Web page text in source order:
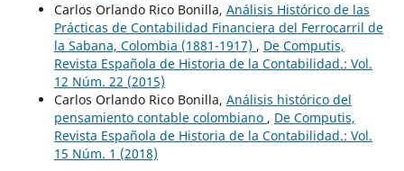
Carlos Orlando Rico Bonilla, Análisis Histórico de las
Prácticas de Contabilidad Financiera del Ferrocarril de
la Sabana, Colombia (1881-1917) , De Computis,
Revista Española de Historia de la Contabilidad.: Vol.
12 Núm. 22 (2015)
Carlos Orlando Rico Bonilla, Análisis histórico del
pensamiento contable colombiano , De Computis,
Revista Española de Historia de la Contabilidad.: Vol.
15 Núm. 1 (2018)